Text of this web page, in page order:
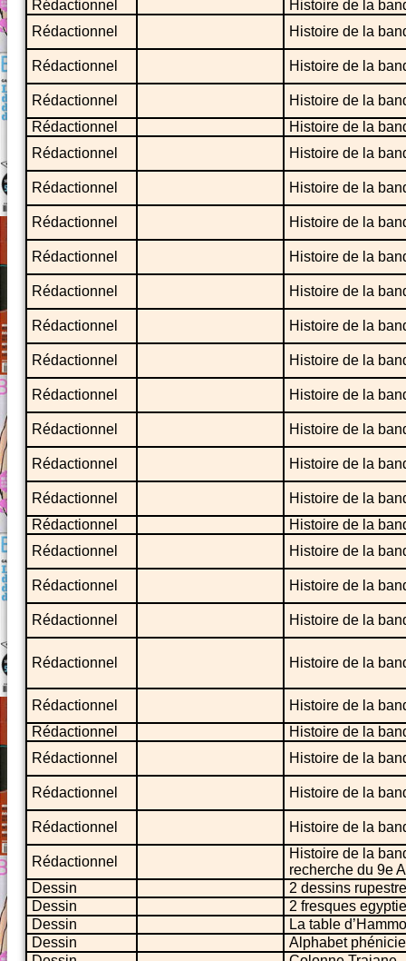
Rédactionnel
Histoire de la
Rédactionnel
Histoire de la
Rédactionnel Histoire de la
Rédactionnel
Histoire de la
Rédactionnel
Histoire de la
Rédactionnel
Histoire de la
Rédactionnel Histoire de la
Rédactionnel Histoire de la
Rédactionnel Histoire de la
Rédactionnel Histoire de la
Rédactionnel Histoire de la
Rédactionnel Histoire de la
Rédactionnel Histoire de la
Rédactionnel Histoire de la
Rédactionnel Histoire de la
Rédactionnel
Histoire de la
Rédactionnel
Histoire de la
Rédactionnel
Histoire de la
Rédactionnel Histoire de la
Rédactionnel Histoire de la
Rédactionnel Histoire de la
Rédactionnel
Histoire de la
Rédactionnel
Histoire de la
Rédactionnel
Histoire de la
Rédactionnel Histoire de la
Rédactionnel Histoire de la
Rédactionnel
Histoire de la
recherche du 9e
Dessin
2 dessins
Dessin
2 fresques
Dessin
La table
Dessin
Alphabet